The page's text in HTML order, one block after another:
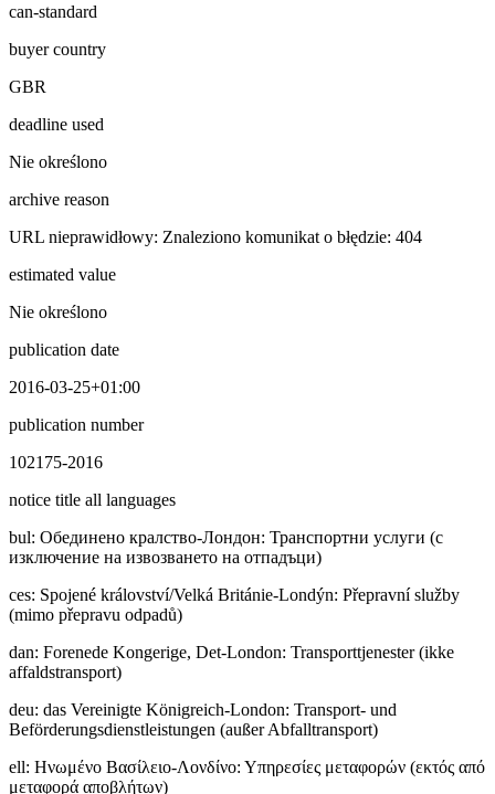
can-standard
buyer country
GBR
deadline used
Nie określono
archive reason
URL nieprawidłowy: Znaleziono komunikat o błędzie: 404
estimated value
Nie określono
publication date
2016-03-25+01:00
publication number
102175-2016
notice title all languages
bul: Обединено кралство-Лондон: Транспортни услуги (с
изключение на извозването на отпадъци)
ces: Spojené království/Velká Británie-Londýn: Přepravní služby
(mimo přepravu odpadů)
dan: Forenede Kongerige, Det-London: Transporttjenester (ikke
affaldstransport)
deu: das Vereinigte Königreich-London: Transport- und
Beförderungsdienstleistungen (außer Abfalltransport)
ell: Ηνωμένο Βασίλειο-Λονδίνο: Υπηρεσίες μεταφορών (εκτός από
μεταφορά αποβλήτων)